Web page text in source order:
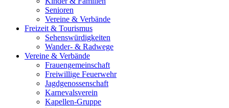
Senioren
Vereine & Verbände
Freizeit & Tourismus
Sehenswürdigkeiten
Wander- & Radwege
Vereine & Verbände
Frauengemeinschaft
Freiwillige Feuerwehr
Jagdgenossenschaft
Karnevalsverein
Kapellen-Gruppe